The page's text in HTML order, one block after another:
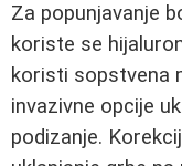
Za popunjavanje
koriste se
koristi sopstvena
invazivne opcije
podizanje.